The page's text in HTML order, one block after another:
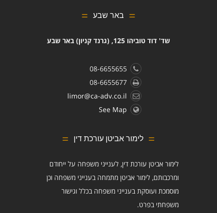
באר שבע
שד' דוד טוביהו 125, (גרנד קניון) באר שבע
08-6655655
08-6655677
limor@ca-adv.co.il
See Map
לימור אביטן עורכת דין
לימור אביטן עורכת דין, לענייני משפחה על ייחודם
ומרכבותם, לימור אביטן מתמחה בענייני משפחה וכן
מוסמכת ועוסקת בענייני משפחה בכלל וגישור
משפחתי בפרט.